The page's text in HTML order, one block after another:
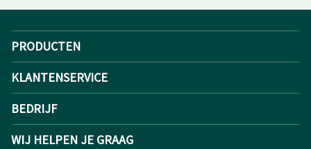
PRODUCTEN
KLANTENSERVICE
BEDRIJF
WIJ HELPEN JE GRAAG